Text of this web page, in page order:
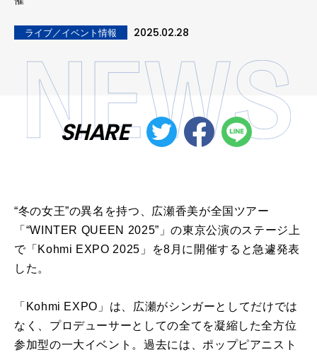
ライブ／イベント情報 2025.02.28
SHARE
“冬の女王”の異名を持つ、広瀬香美が全国ツアー
「“WINTER QUEEN 2025”」の東京公演のステージ上
で「Kohmi EXPO 2025」を8月に開催すると急遽発表
した。
「Kohmi EXPO」は、広瀬がシンガーとしてだけでは
なく、プロデューサーとしての全てを凝縮した全方位
参加型の一大イベント。過去には、ポップピアニスト